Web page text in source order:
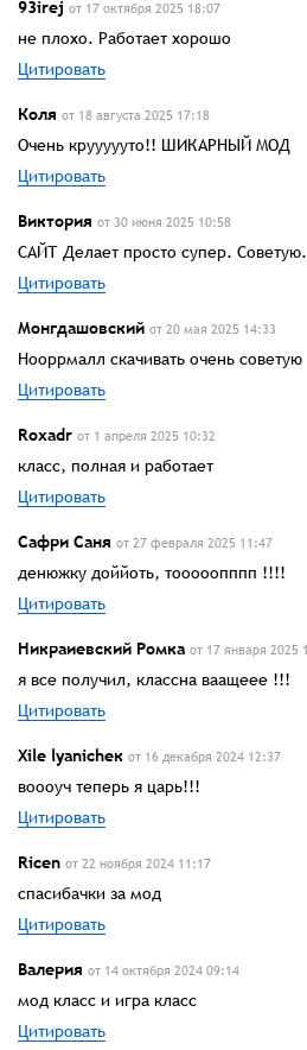
93irej от 17 октября 2025 18:07
не плохо. Работает хорошо
Цитировать
Коля от 18 августа 2025 17:18
Очень круууууто!! ШИКАРНЫЙ МОД
Цитировать
Виктория от 30 июня 2025 10:58
САЙТ Делает просто супер. Советую.
Цитировать
Монгдашовский от 20 мая 2025 14:33
Нооррмалл скачивать очень советую
Цитировать
Roxadr от 1 апреля 2025 10:32
класс, полная и работает
Цитировать
Сафри Саня от 27 февраля 2025 11:47
денюжку доййоть, тооооопппп !!!!
Цитировать
Никраиевский Ромка от 17 января 2025
я все получил, классна ваащеее !!!
Цитировать
Xile lyanicheк от 16 декабря 2024 12:37
воооуч теперь я царь!!!
Цитировать
Ricen от 22 ноября 2024 11:17
спасибачки за мод
Цитировать
Валерия от 14 октября 2024 09:14
мод класс и игра класс
Цитировать